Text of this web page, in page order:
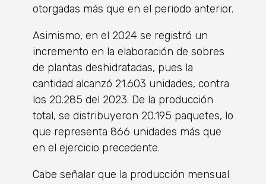
otorgadas más que en el periodo anterior.
Asimismo, en el 2024 se registró un
incremento en la elaboración de sobres
de plantas deshidratadas, pues la
cantidad alcanzó 21.603 unidades, contra
los 20.285 del 2023. De la producción
total, se distribuyeron 20.195 paquetes, lo
que representa 866 unidades más que
en el ejercicio precedente.
Cabe señalar que la producción mensual